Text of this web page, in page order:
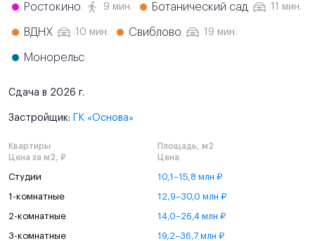
Ростокино 9 мин. Ботанический сад 11 мин.
ВДНХ 10 мин. Свиблово 19 мин.
Монорельс
Сдача в 2026 г.
Застройщик: ГК «Основа»
Квартиры
Площадь, м2
Цена за м2, ₽
Цена
Студии 10,1–15,8 млн ₽
1-комнатные 12,9–30,0 млн ₽
2-комнатные 14,0–26,4 млн ₽
3-комнатные 19,2–36,7 млн ₽